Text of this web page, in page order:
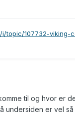
i/topic/107732-viking-
til og hvor er
undersiden er vel